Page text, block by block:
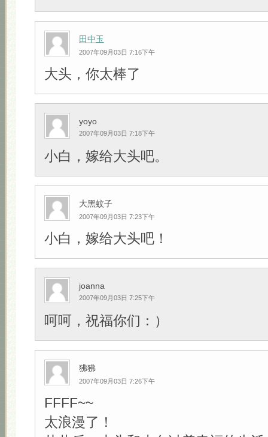
田中玉
2007年09月03日 7:16下午
大头，你太棒了
yoyo
2007年09月03日 7:18下午
小白，嫁给大头吧。
大黑蚊子
2007年09月03日 7:23下午
小白，嫁给大头吧！
joanna
2007年09月03日 7:25下午
呵呵，祝福你们：）
狒狒
2007年09月03日 7:26下午
FFFF~~
太浪漫了！